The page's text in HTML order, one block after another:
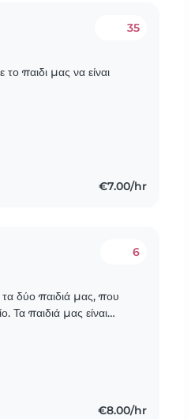
35
παιδι μας να είναι
€7.00/hr
6
δύο παιδιά μας, που
Τα παιδιά μας είναι
€8.00/hr